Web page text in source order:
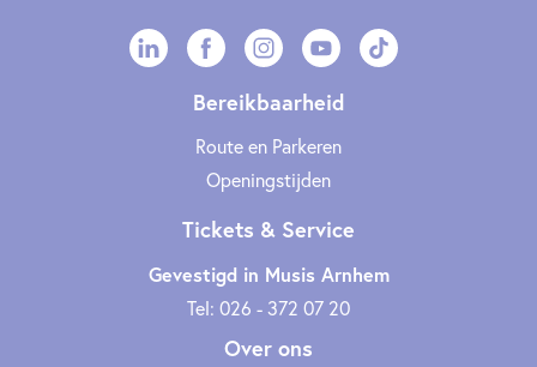
Bereikbaarheid
Route en Parkeren
Openingstijden
Tickets & Service
Gevestigd in Musis Arnhem
Tel: 026 - 372 07 20
Over ons